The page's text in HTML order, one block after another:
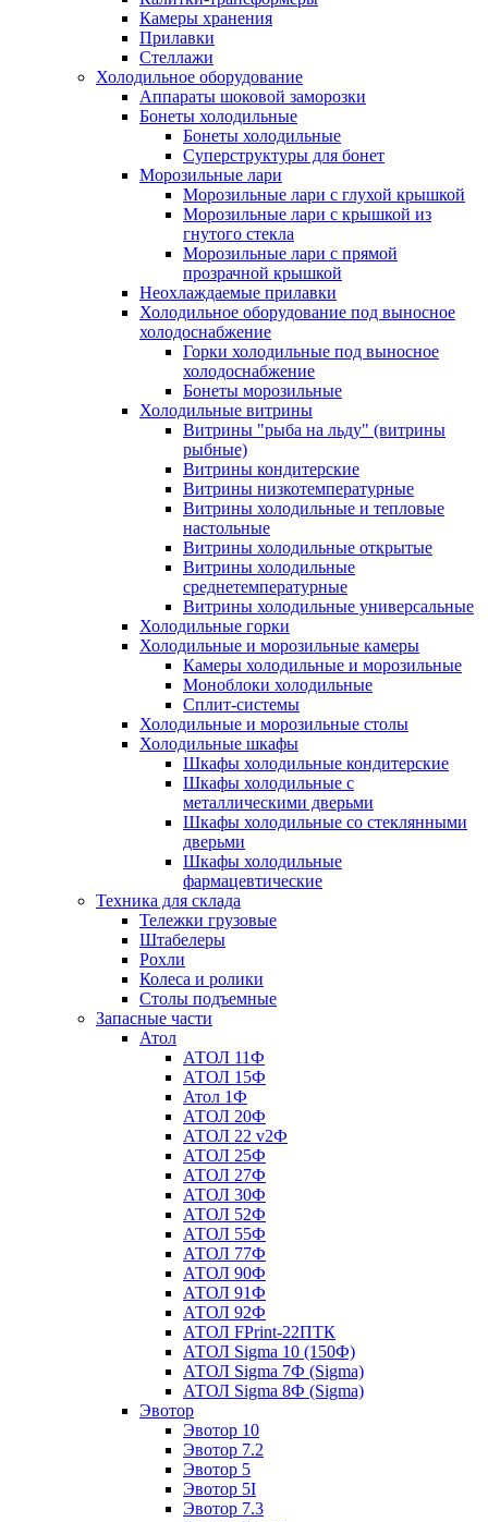
Камеры хранения
Прилавки
Стеллажи
Холодильное оборудование
Аппараты шоковой заморозки
Бонеты холодильные
Бонеты холодильные
Суперструктуры для бонет
Морозильные лари
Морозильные лари с глухой крышкой
Морозильные лари с крышкой из
гнутого стекла
Морозильные лари с прямой
прозрачной крышкой
Неохлаждаемые прилавки
Холодильное оборудование под выносное
холодоснабжение
Горки холодильные под выносное
холодоснабжение
Бонеты морозильные
Холодильные витрины
Витрины "рыба на льду" (витрины
рыбные)
Витрины кондитерские
Витрины низкотемпературные
Витрины холодильные и тепловые
настольные
Витрины холодильные открытые
Витрины холодильные
среднетемпературные
Витрины холодильные универсальные
Холодильные горки
Холодильные и морозильные камеры
Камеры холодильные и морозильные
Моноблоки холодильные
Сплит-системы
Холодильные и морозильные столы
Холодильные шкафы
Шкафы холодильные кондитерские
Шкафы холодильные с
металлическими дверьми
Шкафы холодильные со стеклянными
дверьми
Шкафы холодильные
фармацевтические
Техника для склада
Тележки грузовые
Штабелеры
Рохли
Колеса и ролики
Столы подъемные
Запасные части
Атол
АТОЛ 11Ф
АТОЛ 15Ф
Атол 1Ф
АТОЛ 20Ф
АТОЛ 22 v2Ф
АТОЛ 25Ф
АТОЛ 27Ф
АТОЛ 30Ф
АТОЛ 52Ф
АТОЛ 55Ф
АТОЛ 77Ф
АТОЛ 90Ф
АТОЛ 91Ф
АТОЛ 92Ф
АТОЛ FPrint-22ПТК
АТОЛ Sigma 10 (150Ф)
АТОЛ Sigma 7Ф (Sigma)
АТОЛ Sigma 8Ф (Sigma)
Эвотор
Эвотор 10
Эвотор 7.2
Эвотор 5
Эвотор 5I
Эвотор 7.3